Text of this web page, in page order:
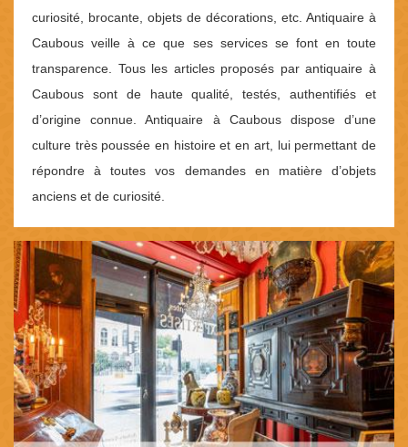
curiosité, brocante, objets de décorations, etc. Antiquaire à
Caubous veille à ce que ses services se font en toute
transparence. Tous les articles proposés par antiquaire à
Caubous sont de haute qualité, testés, authentifiés et
d’origine connue. Antiquaire à Caubous dispose d’une
culture très poussée en histoire et en art, lui permettant de
répondre à toutes vos demandes en matière d’objets
anciens et de curiosité.